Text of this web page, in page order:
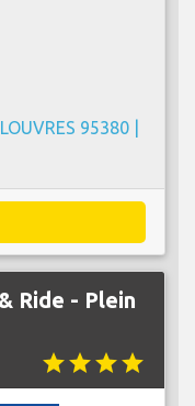
95380 |
Ride - Plein
starstarstarstar